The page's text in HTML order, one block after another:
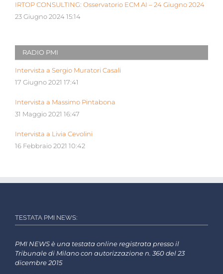
IRTOP CONSULTING: Osservatorio ECM AI – 24 Giugno 2024
23 Giugno 2024 15:14
RADIO PMI
Intervista a Sergio Muratori Casali
17 Giugno 2021 17:41
Intervista a Massimo Pintabona
31 Maggio 2021 16:47
Intervista a Livia Cevolini
16 Febbraio 2021 10:42
TESTATA PMI NEWS:
PMI NEWS è una testata online registrata presso il
Tribunale di Milano con autorizzazione n. 360 del 23
dicembre 2015